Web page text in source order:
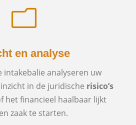
m
en analyse
intakebalie analyseren uw
in de juridische risico’s
het financieel haalbaar lijkt
zaak te starten.